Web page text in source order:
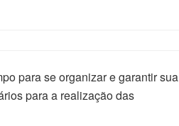
para se organizar e garantir sua
para a realização das